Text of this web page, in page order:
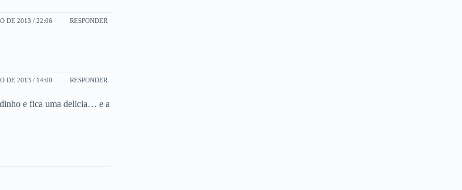
DE 2013 / 22:06 RESPONDER
DE 2013 / 14:00 RESPONDER
e fica uma delicia… e a